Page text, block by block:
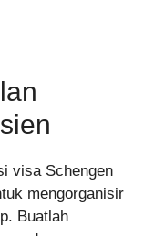
visa Schengen
mengorganisir
Buatlah